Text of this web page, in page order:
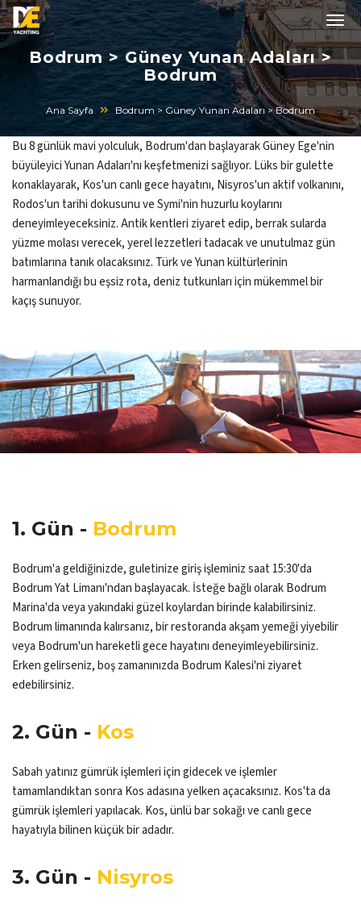
Bodrum > Güney Yunan Adaları >
Bodrum
Ana Sayfa Bodrum > Güney Yunan Adaları > Bodrum
Bu 8 günlük mavi yolculuk, Bodrum'dan başlayarak Güney Ege'nin
büyüleyici Yunan Adaları'nı keşfetmenizi sağlıyor. Lüks bir gulette
konaklayarak, Kos'un canlı gece hayatını, Nisyros'un aktif volkanını,
Rodos'un tarihi dokusunu ve Symi'nin huzurlu koylarını
deneyimleyeceksiniz. Antik kentleri ziyaret edip, berrak sularda
yüzme molası verecek, yerel lezzetleri tadacak ve unutulmaz gün
batımlarına tanık olacaksınız. Türk ve Yunan kültürlerinin
harmanlandığı bu eşsiz rota, deniz tutkunları için mükemmel bir
kaçış sunuyor.
1. Gün - Bodrum
Bodrum'a geldiğinizde, guletinize giriş işleminiz saat 15:30'da
Bodrum Yat Limanı'ndan başlayacak. İsteğe bağlı olarak Bodrum
Marina'da veya yakındaki güzel koylardan birinde kalabilirsiniz.
Bodrum limanında kalırsanız, bir restoranda akşam yemeği yiyebilir
veya Bodrum'un hareketli gece hayatını deneyimleyebilirsiniz.
Erken gelirseniz, boş zamanınızda Bodrum Kalesi'ni ziyaret
edebilirsiniz.
2. Gün - Kos
Sabah yatınız gümrük işlemleri için gidecek ve işlemler
tamamlandıktan sonra Kos adasına yelken açacaksınız. Kos'ta da
gümrük işlemleri yapılacak. Kos, ünlü bar sokağı ve canlı gece
hayatıyla bilinen küçük bir adadır.
3. Gün - Nisyros